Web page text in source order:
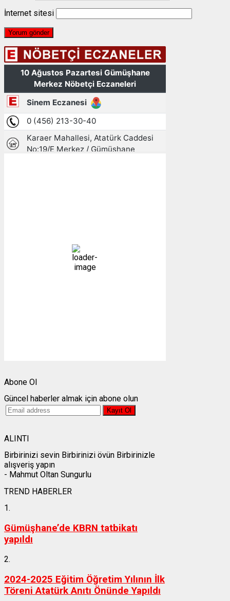
İnternet sitesi
Açık
Bulutlar:1%
Abone Ol
Güncel haberler almak için abone olun
ALINTI
Birbirinizi sevin Birbirinizi övün Birbirinizle
alışveriş yapın
- Mahmut Oltan Sungurlu
TREND HABERLER
1.
Gümüşhane’de KBRN tatbikatı
yapıldı
2.
2024-2025 Eğitim Öğretim Yılının İlk
Töreni Atatürk Anıtı Önünde Yapıldı